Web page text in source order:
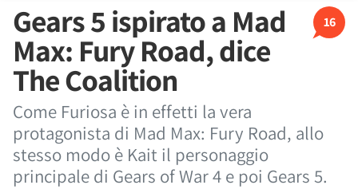
16
Gears 5 ispirato a Mad
Max: Fury Road, dice
The Coalition
Come Furiosa è in effetti la vera
protagonista di Mad Max: Fury Road, allo
stesso modo è Kait il personaggio
principale di Gears of War 4 e poi Gears 5.